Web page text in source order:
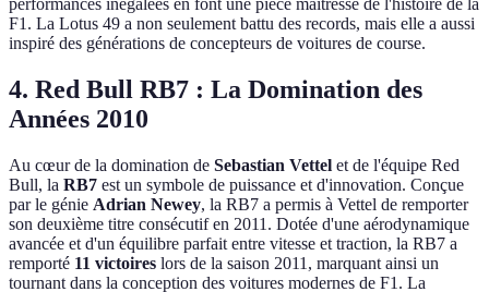
performances inégalées en font une pièce maîtresse de l'histoire de la
F1. La Lotus 49 a non seulement battu des records, mais elle a aussi
inspiré des générations de concepteurs de voitures de course.
4. Red Bull RB7 : La Domination des
Années 2010
Au cœur de la domination de Sebastian Vettel et de l'équipe Red
Bull, la RB7 est un symbole de puissance et d'innovation. Conçue
par le génie Adrian Newey, la RB7 a permis à Vettel de remporter
son deuxième titre consécutif en 2011. Dotée d'une aérodynamique
avancée et d'un équilibre parfait entre vitesse et traction, la RB7 a
remporté 11 victoires lors de la saison 2011, marquant ainsi un
tournant dans la conception des voitures modernes de F1. La